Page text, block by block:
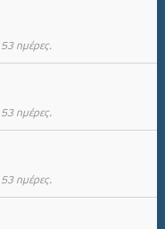
ημέρες.
ημέρες.
ημέρες.